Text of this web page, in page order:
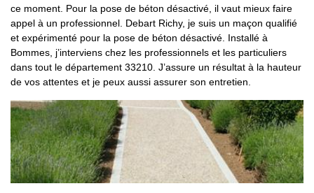
ce moment. Pour la pose de béton désactivé, il vaut mieux faire
appel à un professionnel. Debart Richy, je suis un maçon qualifié
et expérimenté pour la pose de béton désactivé. Installé à
Bommes, j’interviens chez les professionnels et les particuliers
dans tout le département 33210. J’assure un résultat à la hauteur
de vos attentes et je peux aussi assurer son entretien.